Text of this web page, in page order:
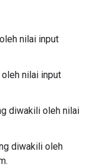
nilai input
nilai input
diwakili oleh nilai
diwakili oleh